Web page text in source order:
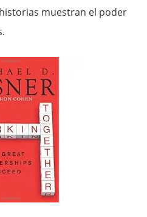
muestran el poder